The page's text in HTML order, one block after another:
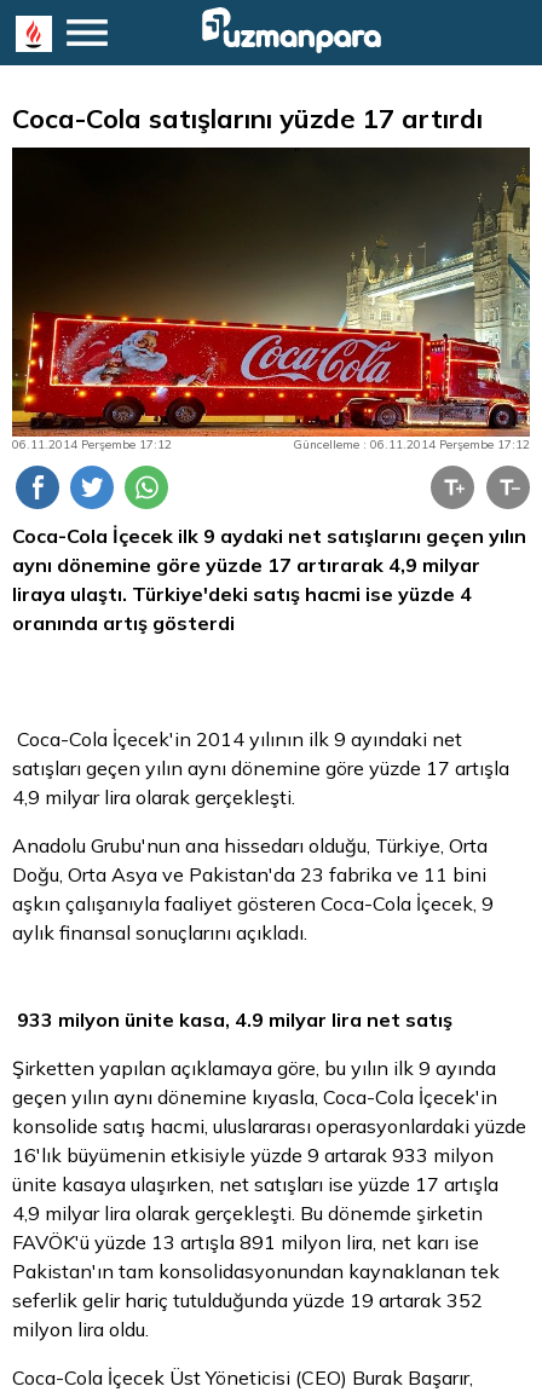
Coca-Cola satışlarını yüzde 17 artırdı
06.11.2014 Perşembe 17:12 Güncelleme : 06.11.2014 Perşembe 17:12
Coca-Cola İçecek ilk 9 aydaki net satışlarını geçen yılın
aynı dönemine göre yüzde 17 artırarak 4,9 milyar
liraya ulaştı. Türkiye'deki satış hacmi ise yüzde 4
oranında artış gösterdi
Coca-Cola İçecek'in 2014 yılının ilk 9 ayındaki net
satışları geçen yılın aynı dönemine göre yüzde 17 artışla
4,9 milyar lira olarak gerçekleşti.
Anadolu Grubu'nun ana hissedarı olduğu, Türkiye, Orta
Doğu, Orta Asya ve Pakistan'da 23 fabrika ve 11 bini
aşkın çalışanıyla faaliyet gösteren Coca-Cola İçecek, 9
aylık finansal sonuçlarını açıkladı.
933 milyon ünite kasa, 4.9 milyar lira net satış
Şirketten yapılan açıklamaya göre, bu yılın ilk 9 ayında
geçen yılın aynı dönemine kıyasla, Coca-Cola İçecek'in
konsolide satış hacmi, uluslararası operasyonlardaki yüzde
16'lık büyümenin etkisiyle yüzde 9 artarak 933 milyon
ünite kasaya ulaşırken, net satışları ise yüzde 17 artışla
4,9 milyar lira olarak gerçekleşti. Bu dönemde şirketin
FAVÖK'ü yüzde 13 artışla 891 milyon lira, net karı ise
Pakistan'ın tam konsolidasyonundan kaynaklanan tek
seferlik gelir hariç tutulduğunda yüzde 19 artarak 352
milyon lira oldu.
Coca-Cola İçecek Üst Yöneticisi (CEO) Burak Başarır,